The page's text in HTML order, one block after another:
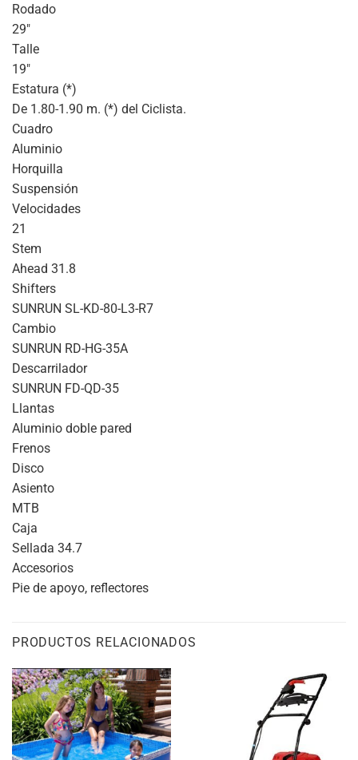
Rodado
29″
Talle
19″
Estatura (*)
De 1.80-1.90 m. (*) del Ciclista.
Cuadro
Aluminio
Horquilla
Suspensión
Velocidades
21
Stem
Ahead 31.8
Shifters
SUNRUN SL-KD-80-L3-R7
Cambio
SUNRUN RD-HG-35A
Descarrilador
SUNRUN FD-QD-35
Llantas
Aluminio doble pared
Frenos
Disco
Asiento
MTB
Caja
Sellada 34.7
Accesorios
Pie de apoyo, reflectores
PRODUCTOS RELACIONADOS